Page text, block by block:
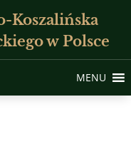
Koszalińska
w Polsce
MENU